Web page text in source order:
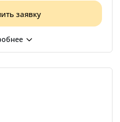
заявку